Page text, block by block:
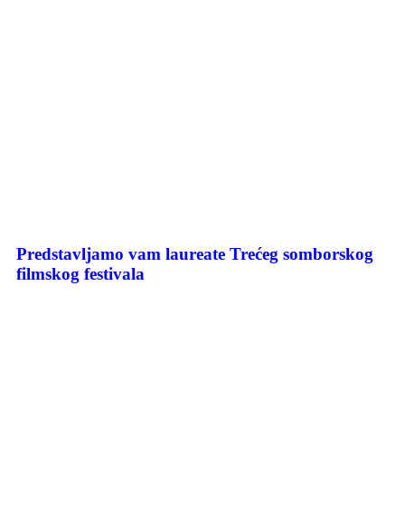
Predstavljamo vam laureate Trećeg somborskog
filmskog festivala